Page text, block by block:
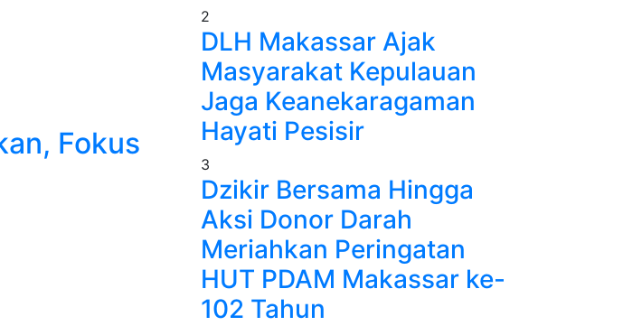
Fokus
2
DLH Makassar Ajak
Masyarakat Kepulauan
Jaga Keanekaragaman
Hayati Pesisir
3
Dzikir Bersama Hingga
Aksi Donor Darah
Meriahkan Peringatan
HUT PDAM Makassar ke-
102 Tahun